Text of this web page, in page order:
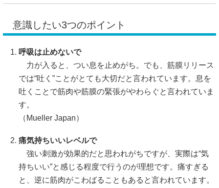
意識したい3つのポイント
呼吸は止めないで
力が入ると、つい息を止めがち。でも、筋膜リリース
では“吐く”ことがとても大切だと言われています。息を
吐くことで筋肉や筋膜の緊張がやわらぐと言われていま
す。
（ Mueller Japan）
痛気持ちいいレベルで
強い刺激が効果的だと思われがちですが、実際は“気
持ちいい”と感じる程度で行うのが理想です。痛すぎる
と、逆に筋肉がこわばることもあると言われています。